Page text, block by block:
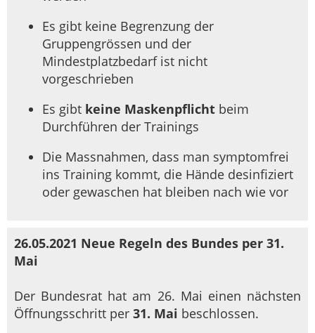
Es gibt keine Begrenzung der
Gruppengrössen und der
Mindestplatzbedarf ist nicht
vorgeschrieben
Es gibt keine Maskenpflicht beim
Durchführen der Trainings
Die Massnahmen, dass man symptomfrei
ins Training kommt, die Hände desinfiziert
oder gewaschen hat bleiben nach wie vor
26.05.2021 Neue Regeln des Bundes per 31.
Mai
Der Bundesrat hat am 26. Mai einen nächsten
Öffnungsschritt per 31. Mai beschlossen.